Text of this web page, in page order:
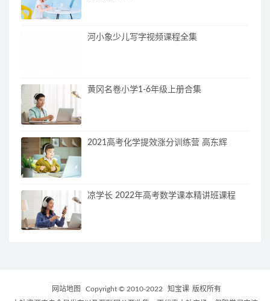
河小象少儿写字视频课程全集
黄冈名卷小学1-6年级上册合集
2021高考化学提效涨分训练营 高东辉
凉学长 2022年高考数学课本精讲班课程
网站地图 Copyright © 2010-2022 知宝课 版权所有